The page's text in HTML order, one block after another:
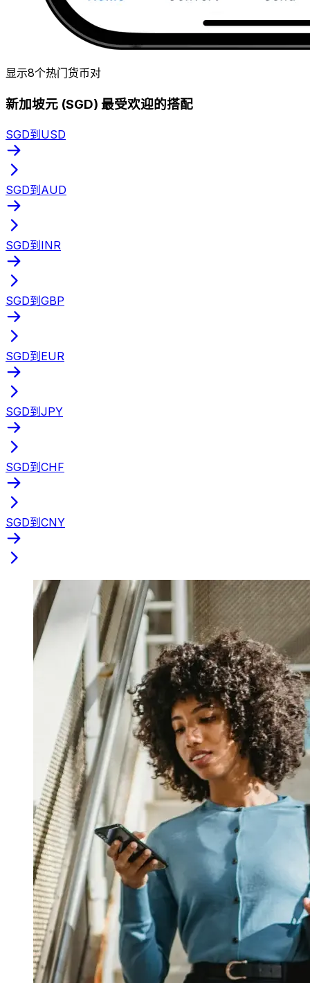
显示8个热门货币对
新加坡元 (SGD) 最受欢迎的搭配
SGD到USD
SGD到AUD
SGD到INR
SGD到GBP
SGD到EUR
SGD到JPY
SGD到CHF
SGD到CNY